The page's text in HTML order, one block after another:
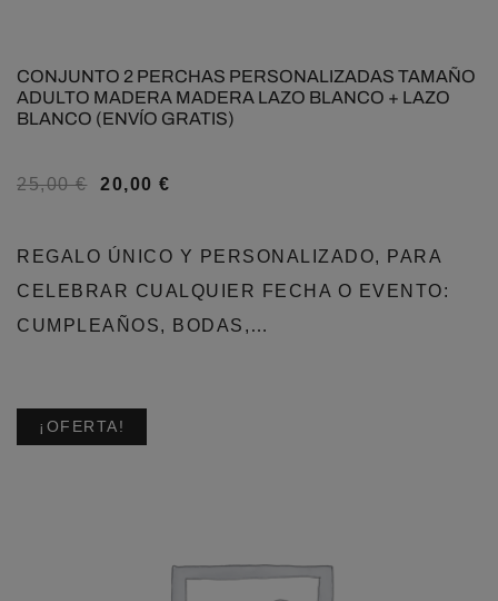
CONJUNTO 2 PERCHAS PERSONALIZADAS TAMAÑO
ADULTO MADERA MADERA LAZO BLANCO + LAZO
BLANCO (ENVÍO GRATIS)
25,00€ 20,00 €
REGALO ÚNICO Y PERSONALIZADO, PARA
CELEBRAR CUALQUIER FECHA O EVENTO:
CUMPLEAÑOS, BODAS,…
¡OFERTA!